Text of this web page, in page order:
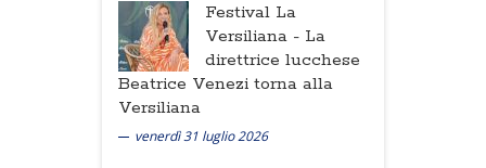
Festival La
Versiliana - La
direttrice lucchese
Beatrice Venezi torna alla
Versiliana
venerdì 31 luglio 2026